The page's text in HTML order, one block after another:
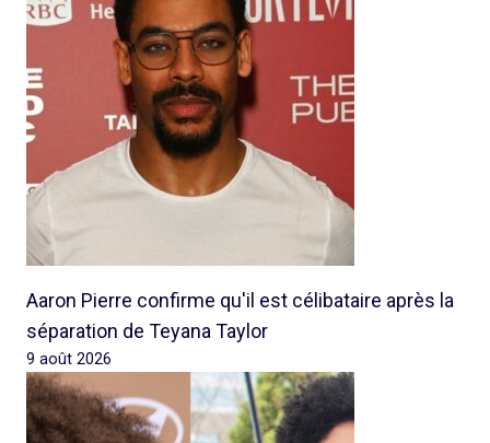
Aaron Pierre confirme qu'il est célibataire après la
séparation de Teyana Taylor
9 août 2026